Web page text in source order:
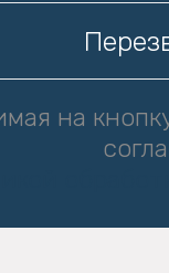
на